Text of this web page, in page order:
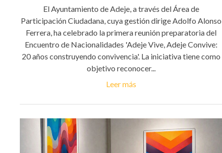
El Ayuntamiento de Adeje, a través del Área de
Participación Ciudadana, cuya gestión dirige Adolfo Alonso
Ferrera, ha celebrado la primera reunión preparatoria del
Encuentro de Nacionalidades 'Adeje Vive, Adeje Convive:
20 años construyendo convivencia'. La iniciativa tiene como
objetivo reconocer...
Leer más